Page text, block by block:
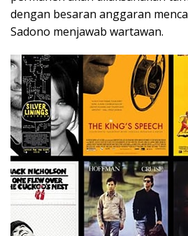
dengan besaran anggaran
Sadono menjawab wartawan.